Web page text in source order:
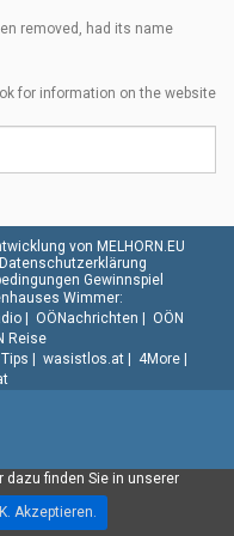
removed, had its name
for information on the website
dazu finden Sie in unserer
Akzeptieren.
von MELHORN.EU
Datenschutzerklärung
Gewinnspiel
Wimmer:
| OÖNachrichten
OÖN
Reise
Tips wasistlos.at| 4More|